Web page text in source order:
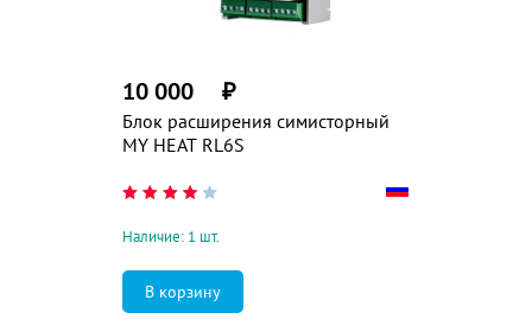
Блок расширения симисторный
MY HEAT RL6S
10 000 ₽
Наличие: 1 шт.